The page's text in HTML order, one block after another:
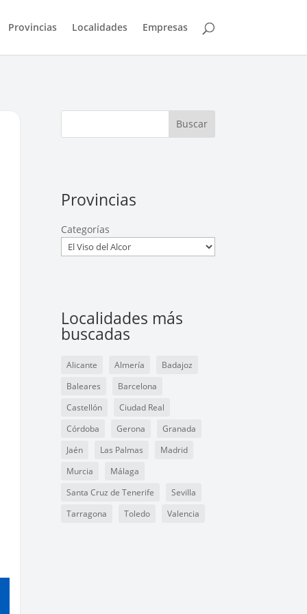
Provincias Localidades Empresas
Buscar
Provincias
Categorías
Localidades más
buscadas
Alicante Almería
Badajoz
Baleares
Barcelona
Castellón
Ciudad Real
Córdoba
Gerona
Granada
Jaén
Las Palmas
Madrid
Murcia
Málaga
Santa Cruz de Tenerife
Sevilla
Tarragona
Toledo Valencia